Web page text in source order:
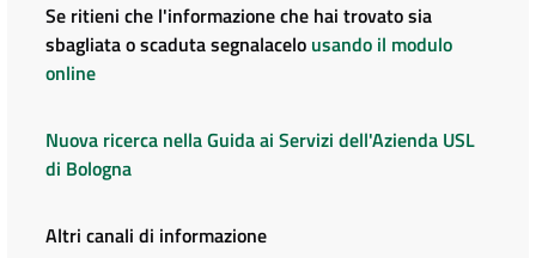
Se ritieni che l'informazione che hai trovato sia
sbagliata o scaduta segnalacelo usando il modulo
online
Nuova ricerca nella Guida ai Servizi dell'Azienda USL
di Bologna
Altri canali di informazione